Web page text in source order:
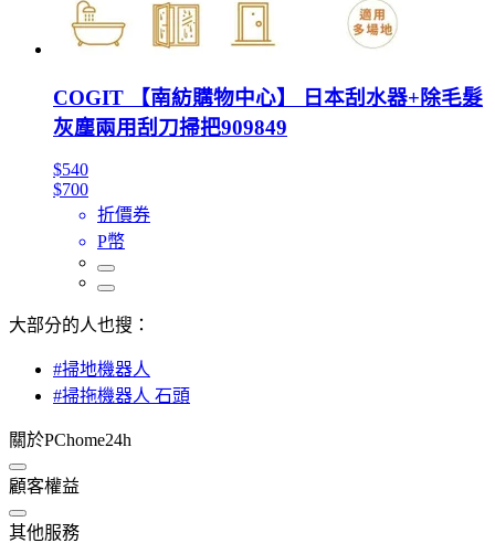
COGIT 【南紡購物中心】 日本刮水器+除毛髮
灰塵兩用刮刀掃把909849
$540
$700
折價券
P幣
大部分的人也搜：
#掃地機器人
#掃拖機器人 石頭
關於PChome24h
顧客權益
其他服務